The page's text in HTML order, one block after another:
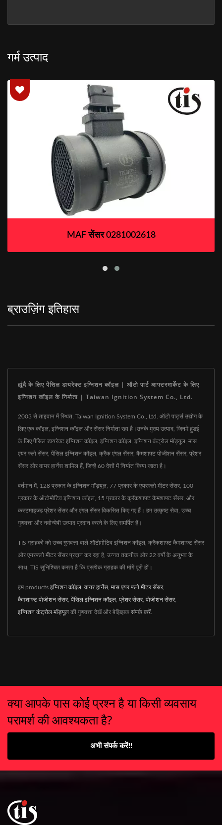
गर्म उत्पाद
MAF सेंसर 0281002618
ब्राउज़िंग इतिहास
ह्यूंदै के लिए पेंसिल डायरेक्ट इग्निशन कॉइल | ऑटो पार्ट आफ्टरमार्केट के लिए
इग्निशन कॉइल के निर्माता | Taiwan Ignition System Co., Ltd.
2003 से ताइवान में स्थित, Taiwan Ignition System Co., Ltd. ऑटो पार्ट्स उद्योग के
लिए एक कॉइल, इग्निशन कॉइल और सेंसर निर्माता रहा है।उनके मुख्य उत्पाद, जिनमें हुंडई
के लिए पेंसिल डायरेक्ट इग्निशन कॉइल, इग्निशन कॉइल, इग्निशन कंट्रोल मॉड्यूल, मास
एयर फ्लो सेंसर, पेंसिल इग्निशन कॉइल, क्रैंक एंगल सेंसर, कैमशाफ्ट पोजीशन सेंसर, प्रेशर
सेंसर और वायर हार्नेस शामिल हैं, जिन्हें 60 देशों में निर्यात किया जाता है।
वर्तमान में, 128 प्रकार के इग्निशन मॉड्यूल, 77 प्रकार के एयरफ्लो मीटर सेंसर, 100
प्रकार के ऑटोमोटिव इग्निशन कॉइल, 15 प्रकार के क्रैंकशाफ्ट कैमशाफ्ट सेंसर, और
कस्टमाइज्ड प्रेशर सेंसर और एंगल सेंसर विकसित किए गए हैं। हम उत्कृष्ट सेवा, उच्च
गुणवत्ता और नवोन्मेषी उत्पाद प्रदान करने के लिए समर्पित हैं।
TIS ग्राहकों को उच्च गुणवत्ता वाले ऑटोमोटिव इग्निशन कॉइल, क्रैंकशाफ्ट कैमशाफ्ट सेंसर
और एयरफ्लो मीटर सेंसर प्रदान कर रहा है, उन्नत तकनीक और 22 वर्षों के अनुभव के
साथ, TIS सुनिश्चित करता है कि प्रत्येक ग्राहक की मांगें पूरी हों।
हम products इग्निशन कॉइल वायर हार्नेस मास एयर फ्लो मीटर सेंसर,
कैमशाफ्ट पोजीशन सेंसर, पेंसिल इग्निशन कॉइल प्रेशर सेंसर, पोजीशन सेंसर,
इग्निशन कंट्रोल मॉड्यूल की गुणवत्ता देखें और बेझिझक संपर्क करें.
क्या आपके पास कोई प्रश्न है या किसी व्यवसाय
परामर्श की आवश्यकता है?
अभी संपर्क करें!!